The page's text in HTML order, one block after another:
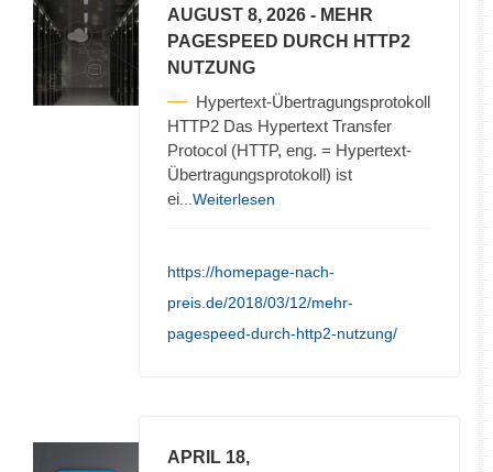
AUGUST 8, 2026 - MEHR
PAGESPEED DURCH HTTP2
NUTZUNG
Hypertext-Übertragungsprotokoll
HTTP2 Das Hypertext Transfer
Protocol (HTTP, eng. = Hypertext-
Übertragungsprotokoll) ist
ei ...Weiterlesen
https://homepage-nach-
preis.de/2018/03/12/mehr-
pagespeed-durch-http2-nutzung/
APRIL 18,